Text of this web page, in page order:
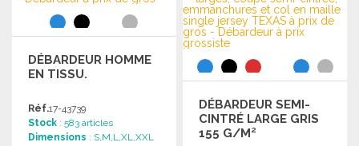
Demander un devis
DÉBARDEUR HOMME
EN TISSU.
Réf.17-43739
Stock : 583 articles
Dimensions : S,M,L,XL,XXL
DÉBARDEUR SEMI-
CINTRÉ LARGE GRIS
155 G/M²